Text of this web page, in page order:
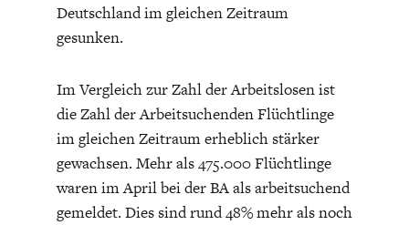
INDUSTRIEPOLITIK
ENERGIE & UMWELT
Deutschland im gleichen Zeitraum
gesunken.
Im Vergleich zur Zahl der Arbeitslosen ist
die Zahl der Arbeitsuchenden Flüchtlinge
im gleichen Zeitraum erheblich stärker
gewachsen. Mehr als 475.000 Flüchtlinge
waren im April bei der BA als arbeitsuchend
gemeldet. Dies sind rund 48% mehr als noch